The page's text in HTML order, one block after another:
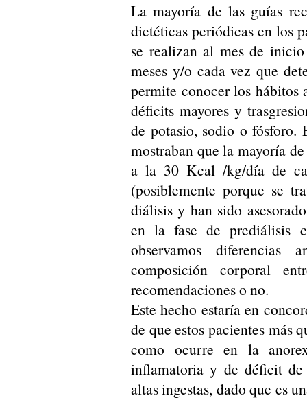
La mayoría de las guías
dietéticas periódicas en los
se realizan al mes de
meses y/o cada vez que
permite conocer los
déficits mayores y
de potasio, sodio o fósforo.
mostraban que la mayoría
a la 30 Kcal /kg/día de
(posiblemente porque se
diálisis y han sido
en la fase de prediálisis
observamos diferencias
composición corporal
recomendaciones o no.
Este hecho estaría en
de que estos pacientes más
como ocurre en la
inflamatoria y de déficit de
altas ingestas, dado que es